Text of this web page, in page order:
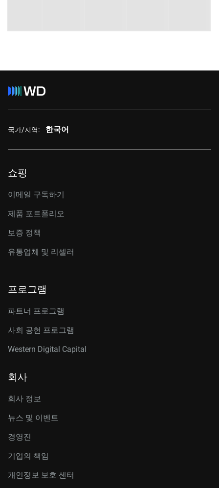
국가/지역: 한국어
쇼핑
이메일 구독하기
제품 포트폴리오
보증 정책
유통업체 및 리셀러
프로그램
파트너 프로그램
사회 공헌 프로그램
Western Digital Capital
회사
회사 정보
뉴스 및 이벤트
경영진
기업의 책임
개인정보 보호 센터